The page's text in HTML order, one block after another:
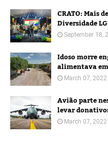
CRATO: Mais
Diversidade
September 18,
Idoso morre
alimentava
March 07, 2022
Avião parte
levar
March 07, 2022